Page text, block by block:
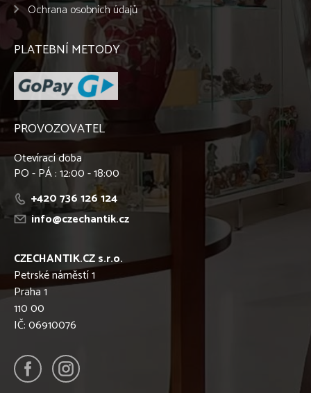
Ochrana osobních údajů
PLATEBNÍ METODY
PROVOZOVATEL
Otevírací doba
PO - PÁ : 12:00 - 18:00
+420 736 126 124
info@czechantik.cz
CZECHANTIK.CZ s.r.o.
Petrské náměstí 1
Praha 1
110 00
IČ: 06910076